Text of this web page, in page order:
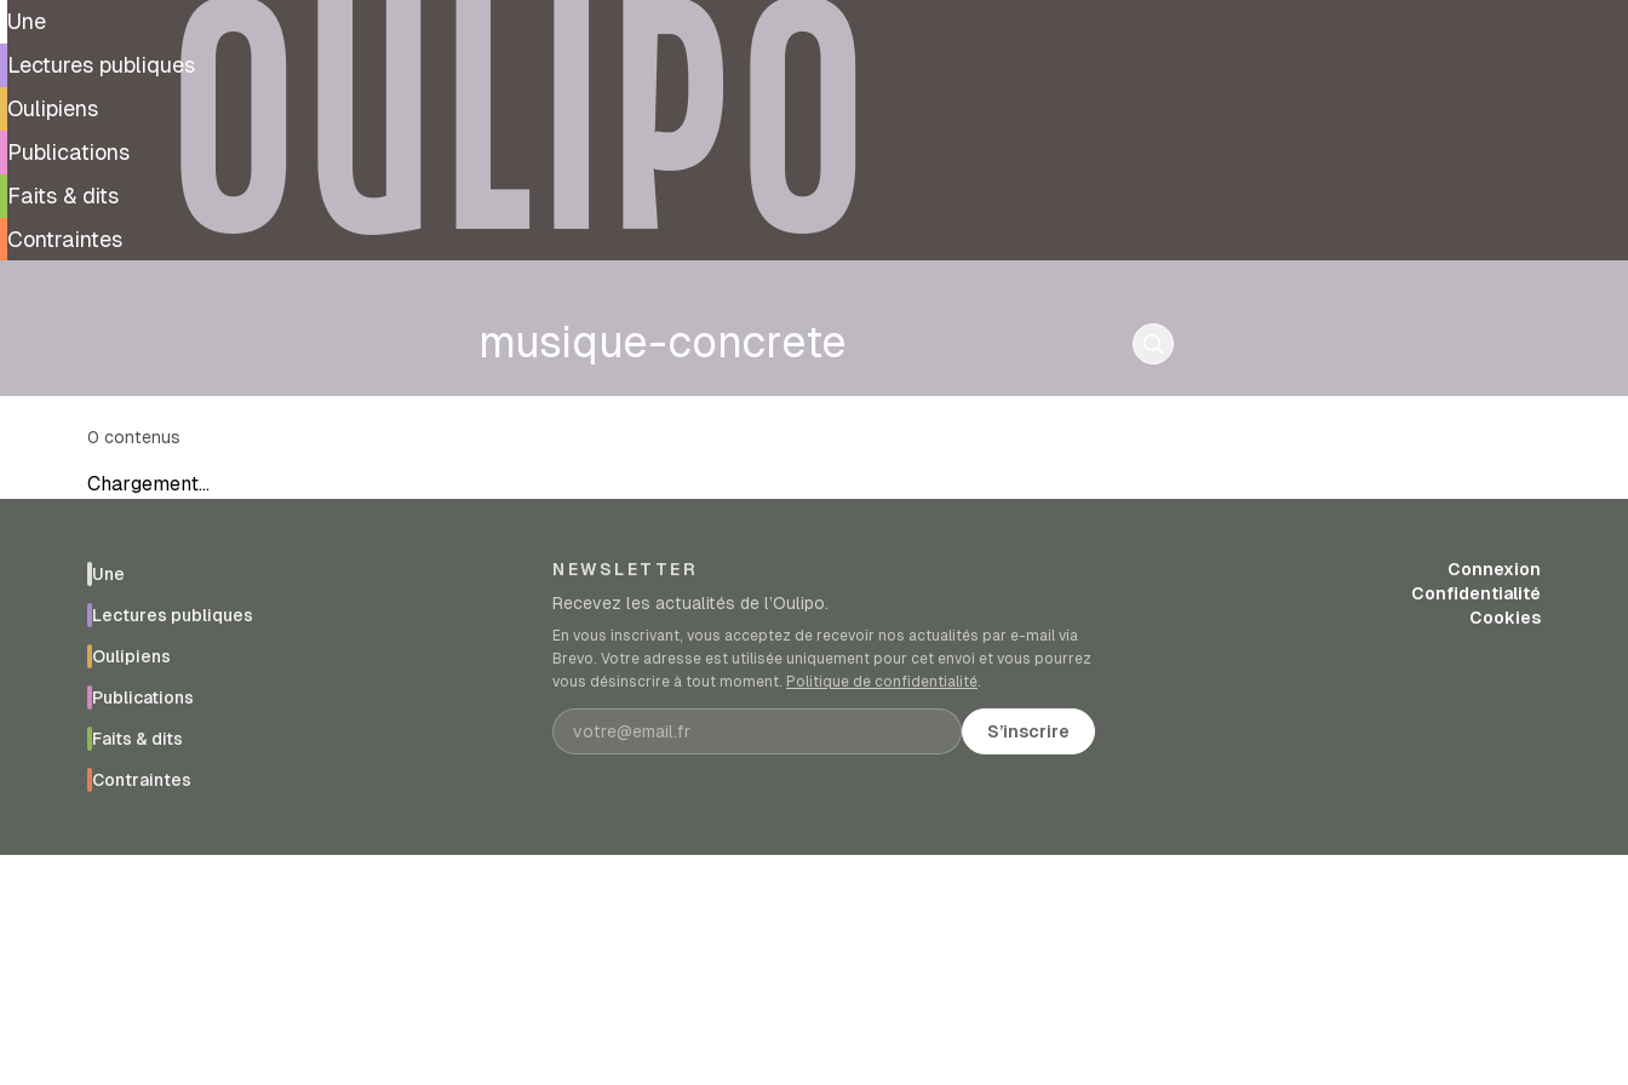
Une
Lectures publiques
Oulipiens
Publications
Faits & dits
Contraintes
OULIPO
musique-concrete
0 contenus
Chargement…
Une
Lectures publiques
Oulipiens
Publications
Faits & dits
Contraintes
NEWSLETTER
Recevez les actualités de l’Oulipo.
En vous inscrivant, vous acceptez de recevoir nos actualités par e-mail via
Brevo. Votre adresse est utilisée uniquement pour cet envoi et vous pourrez
vous désinscrire à tout moment. Politique de confidentialité.
Adresse e-mail S’inscrire
Connexion
Confidentialité
Cookies